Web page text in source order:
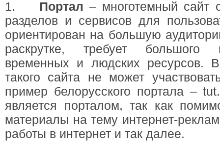
1. Портал – многотемный сайт
разделов и сервисов для
ориентирован на большую
раскрутке, требует большого
временных и людских ресурсов.
такого сайта не может
пример белорусского портала –
является порталом, так как
материалы на тему интернет-
работы в интернет и так далее.